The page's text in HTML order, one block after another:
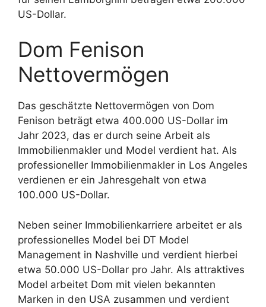
US-Dollar.
Dom Fenison
Nettovermögen
Das geschätzte Nettovermögen von Dom
Fenison beträgt etwa 400.000 US-Dollar im
Jahr 2023, das er durch seine Arbeit als
Immobilienmakler und Model verdient hat. Als
professioneller Immobilienmakler in Los Angeles
verdienen er ein Jahresgehalt von etwa
100.000 US-Dollar.
Neben seiner Immobilienkarriere arbeitet er als
professionelles Model bei DT Model
Management in Nashville und verdient hierbei
etwa 50.000 US-Dollar pro Jahr. Als attraktives
Model arbeitet Dom mit vielen bekannten
Marken in den USA zusammen und verdient